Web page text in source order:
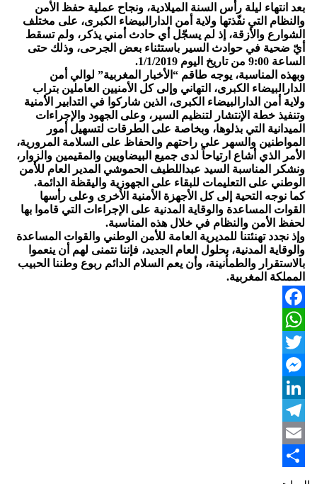
بعد انتهاء ليلة رأس السنة الميلادية، ونجاح عملية حفظ الأمن
والنظام التي نفّذتها ولاية أمن الدارالبيضاء الكبرى، على مختلف
الشوارع والأزقة، إذ لم يسجّل أي حادث أمني يذكر، ولم تسقط
أيّ ضحية في حوادث السير باستثناء بعض الجرحى، وذلك حتى
الساعة 9:00 من تاريخ اليوم 1/1/2019.
وبهذه المناسبة، يوجه طاقم “الأخبار المغربية” لوالي أمن
الدارالبيضاء الكبرى، التهاني وإلى كل الأمنيين العاملين بتراب
ولاية أمن الدارالبيضاء الكبرى، الذين شاركوا في التدابير الأمنية
وتنفيذ خطة الإنتشار لتنظيم السير، وعلى الجهود والإجراءات
الميدانية التي بذلوها، وبخاصة على الطرقات لتسهيل أمور
المواطنين والسهر على راحتهم والحفاظ على السلامة المرورية،
الأمر الذي أشاع ارتياحاً لدى جميع البيضاويين والمقيمين والزوار،
ونشكر المناسبة السيد عبداللطيف الحموشي المدير العام للأمن
الوطني على التعليمات للبقاء على الجهوزية واليقظة الدائمة.
كما نوجه التحية إلى كل الأجهزة الأمنية الأخرى وعلى رأسها
القوات المساعدة والوقاية المدنية على الإجراءات التي قاموا بها
لحفظ الأمن والنظام في خلال هذه المناسبة.
وإذ نجدد تهنئتنا للمديرية العامة للأمن الوطني والقوات المساعدة
والوقاية المدنية، بحلول العام الجديد، فإننا نتمنى لهم أن ينعموا
بالاستقرار والطمأنينة، وأن يعم السلام الدائم ربوع وطننا الحبيب
المملكة المغربية.
Facebook
WhatsApp
Twitter
Messenger
LinkedIn
Telegram
Email
Share